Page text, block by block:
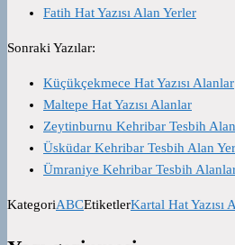
Fatih Hat Yazısı Alan Yerler
Sonraki Yazılar:
Küçükçekmece Hat Yazısı Alanlar
Maltepe Hat Yazısı Alanlar
Zeytinburnu Kehribar Tesbih
Üsküdar Kehribar Tesbih Alan
Ümraniye Kehribar Tesbih
KategoriABCEtiketlerKartal Hat Yazısı